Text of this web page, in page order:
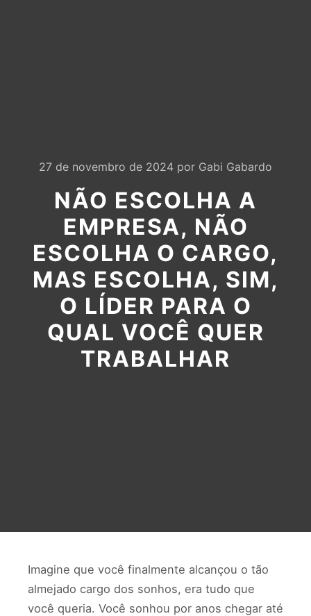
27 de novembro de 2024 por Gabi Gabardo
NÃO ESCOLHA A
EMPRESA, NÃO
ESCOLHA O CARGO,
MAS ESCOLHA, SIM,
O LÍDER PARA O
QUAL VOCÊ QUER
TRABALHAR
Imagine que você finalmente alcançou o tão
almejado cargo dos sonhos, era tudo que
você queria. Você sonhou por anos chegar até